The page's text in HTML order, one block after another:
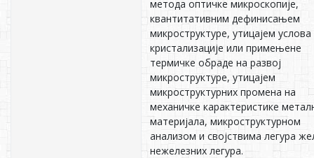
метода оптичке микроскопије,
квантитативним дефинисањем
микроструктуре, утицајем услова
кристализације или примењене
термичке обраде на развој
микроструктуре, утицајем
микроструктурних промена на
механичке карактеристике
материјала, микроструктурном
анализом и својствима легура
нежелезних легура.